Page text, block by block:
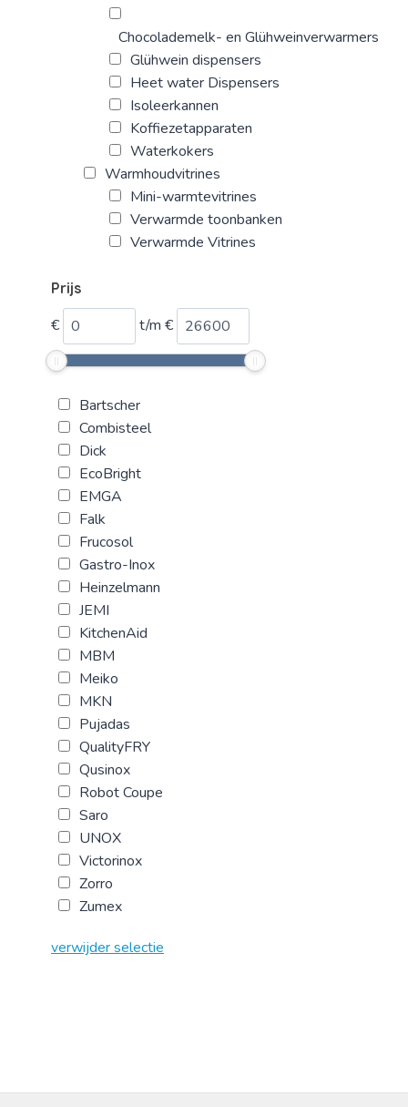
Chocolademelk- en Glühweinverwarmers
Glühwein dispensers
Heet water Dispensers
Isoleerkannen
Koffiezetapparaten
Waterkokers
Warmhoudvitrines
Mini-warmtevitrines
Verwarmde toonbanken
Verwarmde Vitrines
Prijs
€ t/m €
Bartscher
Combisteel
Dick
EcoBright
EMGA
Falk
Frucosol
Gastro-Inox
Heinzelmann
JEMI
KitchenAid
MBM
Meiko
MKN
Pujadas
QualityFRY
Qusinox
Robot Coupe
Saro
UNOX
Victorinox
Zorro
Zumex
verwijder selectie